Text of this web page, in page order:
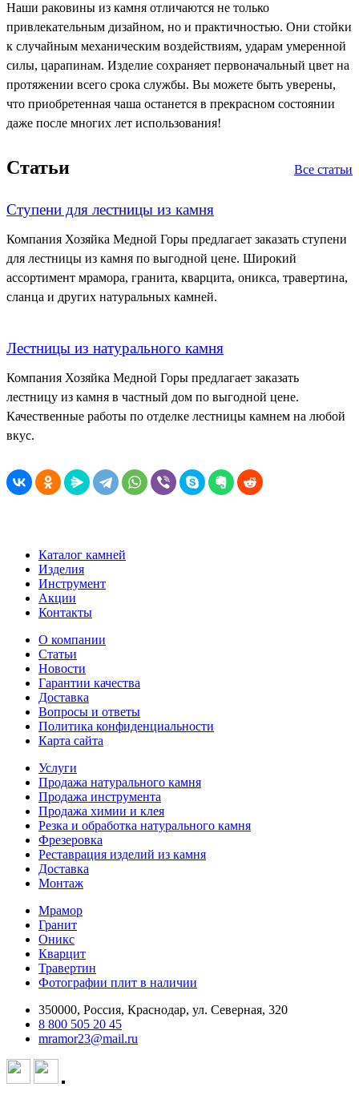
Наши раковины из камня отличаются не только
привлекательным дизайном, но и практичностью. Они стойки
к случайным механическим воздействиям, ударам умеренной
силы, царапинам. Изделие сохраняет первоначальный цвет на
протяжении всего срока службы. Вы можете быть уверены,
что приобретенная чаша останется в прекрасном состоянии
даже после многих лет использования!
Статьи Все статьи
Ступени для лестницы из камня
Компания Хозяйка Медной Горы предлагает заказать ступени
для лестницы из камня по выгодной цене. Широкий
ассортимент мрамора, гранита, кварцита, оникса, травертина,
сланца и других натуральных камней.
Лестницы из натурального камня
Компания Хозяйка Медной Горы предлагает заказать
лестницу из камня в частный дом по выгодной цене.
Качественные работы по отделке лестницы камнем на любой
вкус.
Каталог камней
Изделия
Инструмент
Акции
Контакты
О компании
Статьи
Новости
Гарантии качества
Доставка
Вопросы и ответы
Политика конфиденциальности
Карта сайта
Услуги
Продажа натурального камня
Продажа инструмента
Продажа химии и клея
Резка и обработка натурального камня
Фрезеровка
Реставрация изделий из камня
Доставка
Монтаж
Мрамор
Гранит
Оникс
Кварцит
Травертин
Фотографии плит в наличии
350000, Россия, Краснодар, ул. Северная, 320
8 800 505 20 45
mramor23@mail.ru